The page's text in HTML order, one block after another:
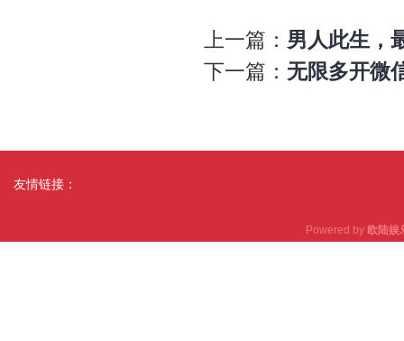
上一篇： 男人此生，
下一篇： 无限多开微
友情链接：
Powered by 欧陆娱